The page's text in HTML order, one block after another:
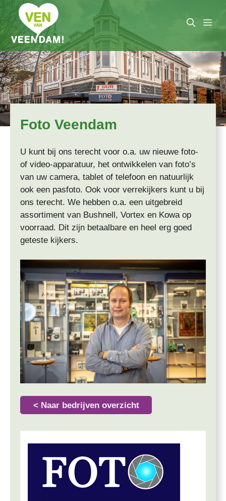
Ga
naar
de
inhoud
Foto Veendam
U kunt bij ons terecht voor o.a. uw nieuwe foto-
of video-apparatuur, het ontwikkelen van foto’s
van uw camera, tablet of telefoon en natuurlijk
ook een pasfoto. Ook voor verrekijkers kunt u bij
ons terecht. We hebben o.a. een uitgebreid
assortiment van Bushnell, Vortex en Kowa op
voorraad. Dit zijn betaalbare en heel erg goed
geteste kijkers.
< Naar bedrijven overzicht